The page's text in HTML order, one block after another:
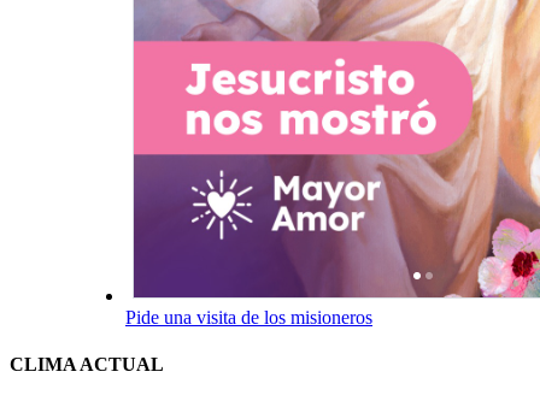
Pide una visita de los misioneros
CLIMA ACTUAL